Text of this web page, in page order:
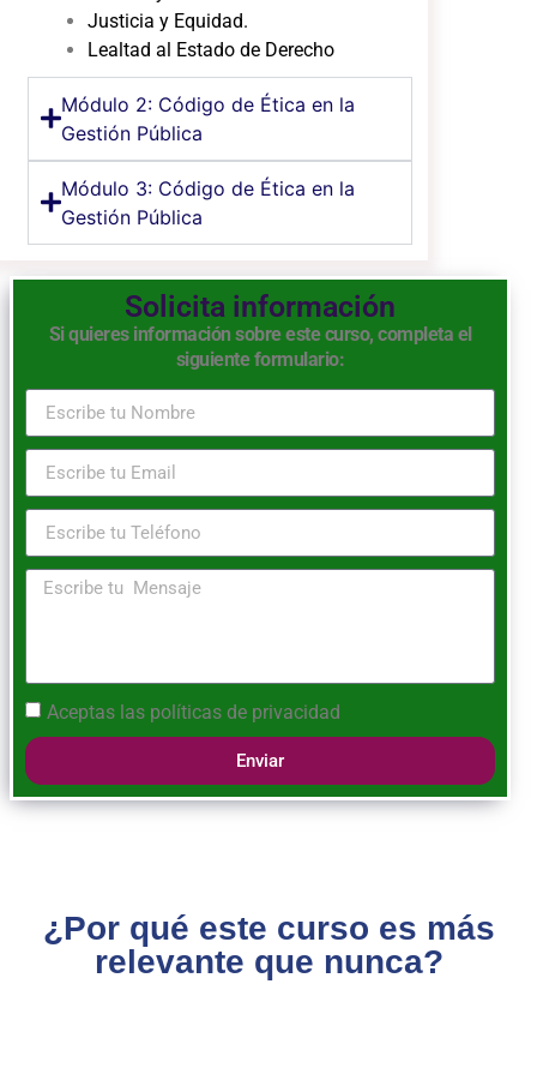
Justicia y Equidad.
Lealtad al Estado de Derecho
Módulo 2: Código de Ética en la
Gestión Pública
Módulo 3: Código de Ética en la
Gestión Pública
Solicita información
Si quieres información sobre este curso, completa el
siguiente formulario:
Aceptas las políticas de privacidad
Enviar
¿Por qué este curso es más
relevante que nunca?